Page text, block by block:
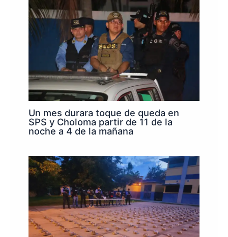
Un mes durara toque de queda en
SPS y Choloma partir de 11 de la
noche a 4 de la mañana